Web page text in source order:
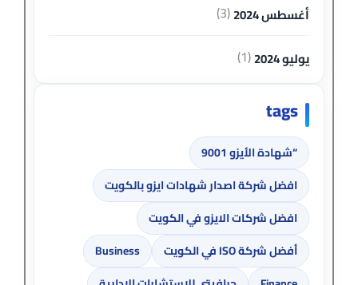
أغسطس 2024 (3)
يوليو 2024 (1)
tags
“شهادة الأيزو 9001
افضل شركة اصدار شهادات ايزو بالكويت
افضل شركات الايزو في الكويت
أفضل شركة ISO في الكويت
Business